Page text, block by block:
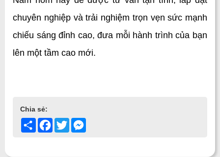
chuyên nghiệp và trải nghiệm trọn vẹn sức mạnh
chiếu sáng đỉnh cao, đưa mỗi hành trình của bạn
lên một tầm cao mới.
Chia sẻ:
Share Facebook
Twitter